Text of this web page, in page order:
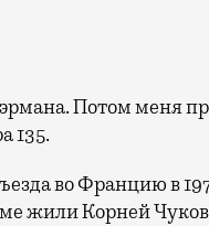
Потом меня
135.
во Францию в
жили Корней